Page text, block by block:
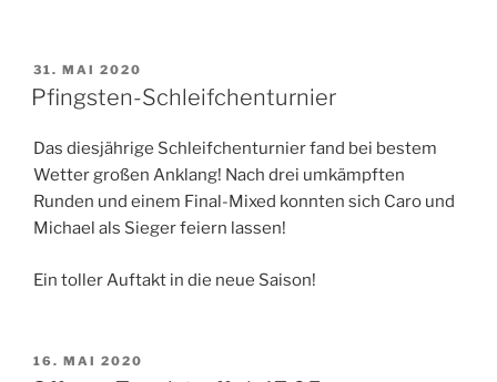
VERÖFFENTLICHT
AM
31. MAI 2020
Pfingsten-Schleifchenturnier
Das diesjährige Schleifchenturnier fand bei bestem
Wetter großen Anklang! Nach drei umkämpften
Runden und einem Final-Mixed konnten sich Caro und
Michael als Sieger feiern lassen!
Ein toller Auftakt in die neue Saison!
VERÖFFENTLICHT
16. MAI 2020